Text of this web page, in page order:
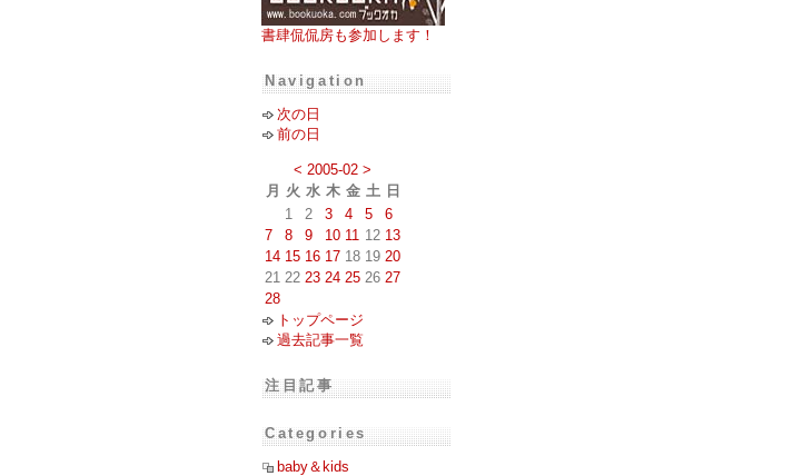
書肆侃侃房も参加します！
Navigation
次の日
前の日
< 2005-02 >
月
火 水 木 金 土 日
1
2 3 4 5
6
7
8 9 10 11 12 13
14 15 16 17 18 19 20
21 22 23 24 25 26 27
28
トップページ
過去記事一覧
注目記事
Categories
baby＆kids